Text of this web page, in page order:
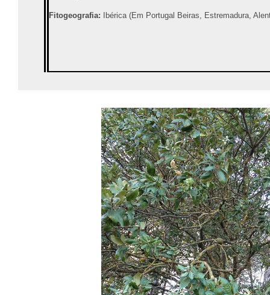
Fitogeografia: Ibérica (Em Portugal Beiras, Estremadura,